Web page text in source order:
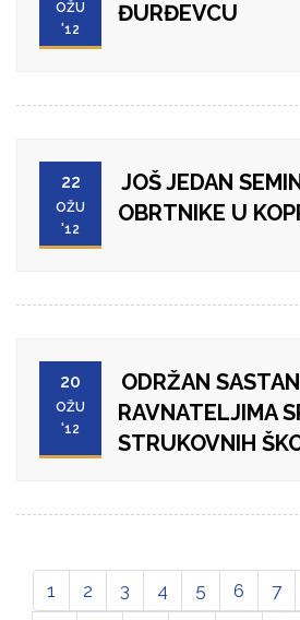
OŽU
'12
ĐURĐEVCU
22
OŽU
'12
JOŠ JEDAN
OBRTNIKE U
20
OŽU
'12
ODRŽAN
RAVNATELJIMA
STRUKOVNIH
1 2 3 4 5 6 7